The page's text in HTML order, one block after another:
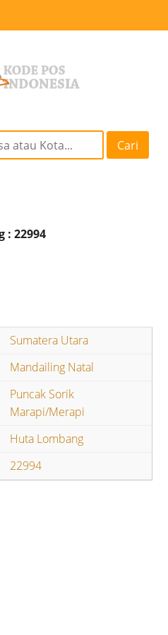
Cari
: 22994
Sumatera Utara
Mandailing Natal
Puncak Sorik
Marapi/Merapi
Huta Lombang
22994